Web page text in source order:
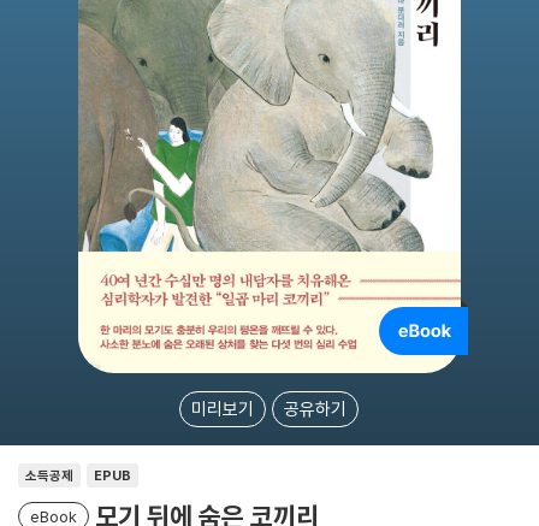
미리보기 공유하기
소득공제 EPUB
eBook 모기 뒤에 숨은 코끼리